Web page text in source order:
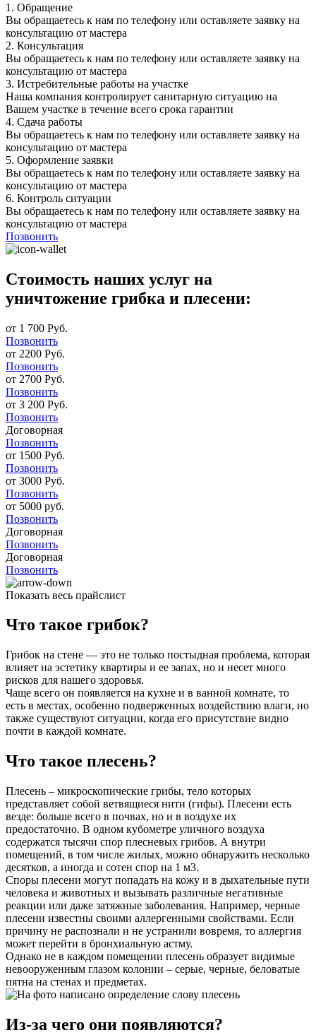
1. Обращение
Вы обращаетесь к нам по телефону или оставляете заявку на
консультацию от мастера
2. Консультация
Вы обращаетесь к нам по телефону или оставляете заявку на
консультацию от мастера
3. Истребительные работы на участке
Наша компания контролирует санитарную ситуацию на
Вашем участке в течение всего срока гарантии
4. Сдача работы
Вы обращаетесь к нам по телефону или оставляете заявку на
консультацию от мастера
5. Оформление заявки
Вы обращаетесь к нам по телефону или оставляете заявку на
консультацию от мастера
6. Контроль ситуации
Вы обращаетесь к нам по телефону или оставляете заявку на
консультацию от мастера
Позвонить
Стоимость наших услуг на
уничтожение грибка и плесени:
от 1 700 Руб.
Позвонить
от 2200 Руб.
Позвонить
от 2700 Руб.
Позвонить
от 3 200 Руб.
Позвонить
Договорная
Позвонить
от 1500 Руб.
Позвонить
от 3000 Руб.
Позвонить
от 5000 руб.
Позвонить
Договорная
Позвонить
Договорная
Позвонить
Показать весь прайслист
Что такое грибок?
Грибок на стене — это не только постыдная проблема, которая
влияет на эстетику квартиры и ее запах, но и несет много
рисков для нашего здоровья.
Чаще всего он появляется на кухне и в ванной комнате, то
есть в местах, особенно подверженных воздействию влаги, но
также существуют ситуации, когда его присутствие видно
почти в каждой комнате.
Что такое плесень?
Плесень – микроскопические грибы, тело которых
представляет собой ветвящиеся нити (гифы). Плесени есть
везде: больше всего в почвах, но и в воздухе их
предостаточно. В одном кубометре уличного воздуха
содержатся тысячи спор плесневых грибов. А внутри
помещений, в том числе жилых, можно обнаружить несколько
десятков, а иногда и сотен спор на 1 м3.
Споры плесени могут попадать на кожу и в дыхательные пути
человека и животных и вызывать различные негативные
реакции или даже затяжные заболевания. Например, черные
плесени известны своими аллергенными свойствами. Если
причину не распознали и не устранили вовремя, то аллергия
может перейти в бронхиальную астму.
Однако не в каждом помещении плесень образует видимые
невооруженным глазом колонии – серые, черные, беловатые
пятна на стенах и предметах.
Из-за чего они появляются?